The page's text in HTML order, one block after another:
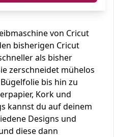
von Cricut
bisherigen Cricut
als bisher
zerschneidet mühelos
bis hin zu
Kork und
kannst du auf deinem
Designs und
diese dann